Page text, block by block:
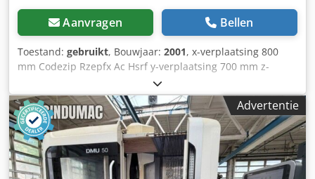
Aanvragen Bellen
Toestand: gebruikt, Bouwjaar: 2001, x-verplaatsing 800
mm Codezip Rzepfx Ac Hsrf y-verplaatsing 700 mm z-
verplaatsing 600 mm Besturing Heidenhain 430
Machinegewicht ca. 10 ton Benodigde ruimte ca. 4400 x
2900 x 2880 mm Siemens 611 Handwiel IKZ 40 bar Foto's
van het interieur volgen
Advertentie